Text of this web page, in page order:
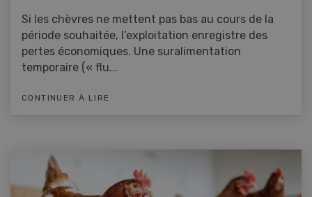
Si les chèvres ne mettent pas bas au cours de la
période souhaitée, l’exploitation enregistre des
pertes économiques. Une suralimentation
temporaire (« flu...
CONTINUER À LIRE